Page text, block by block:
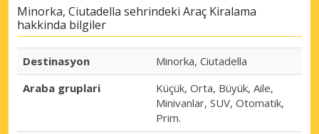
Minorka, Ciutadella sehrindeki Araç Kiralama
hakkinda bilgiler
Destinasyon
Minorka, Ciutadella
Araba gruplari
Küçük, Orta, Büyük, Aile,
Minivanlar, SUV, Otomatik,
Prim.